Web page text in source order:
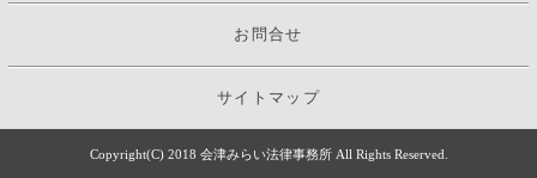
お問合せ
サイトマップ
Copyright(C) 2018 会津みらい法律事務所 All Rights Reserved.